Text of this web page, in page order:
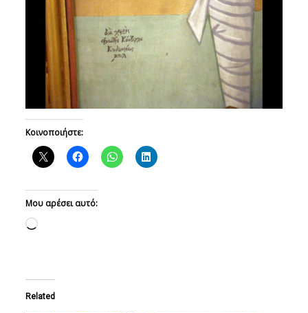
Κοινοποιήστε:
Μου αρέσει αυτό:
Loading…
Related